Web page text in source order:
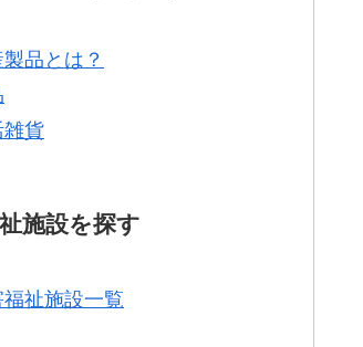
品とは？
貨
施設を探す
祉施設一覧